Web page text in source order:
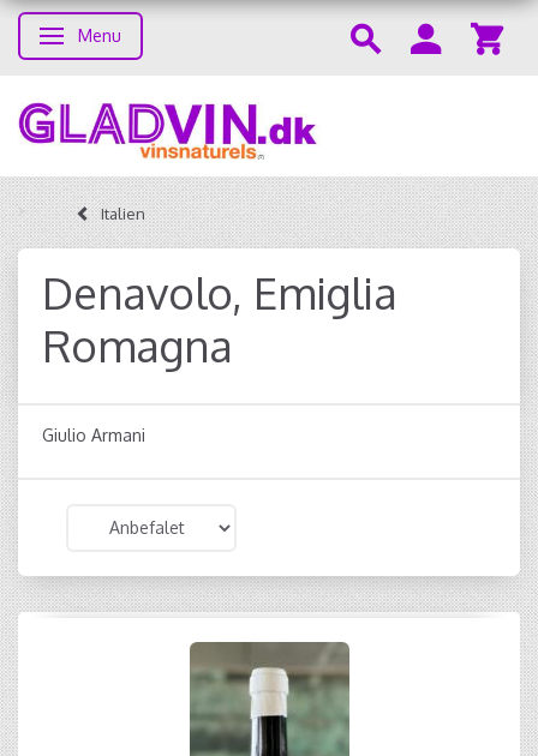
Skifte navigation
Menu
Italien
Denavolo, Emiglia
Romagna
Giulio Armani